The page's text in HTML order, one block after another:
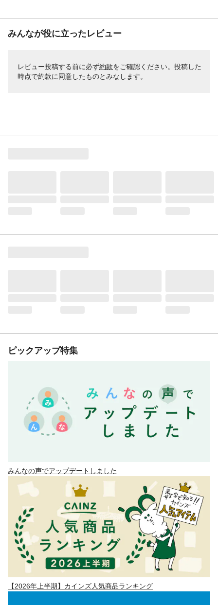
みんなが役に立ったレビュー
レビュー投稿する前に必ず約款をご確認ください。投稿した
時点で約款に同意したものとみなします。
ピックアップ特集
みんなの声でアップデートしました
【2026年上半期】カインズ人気商品ランキング